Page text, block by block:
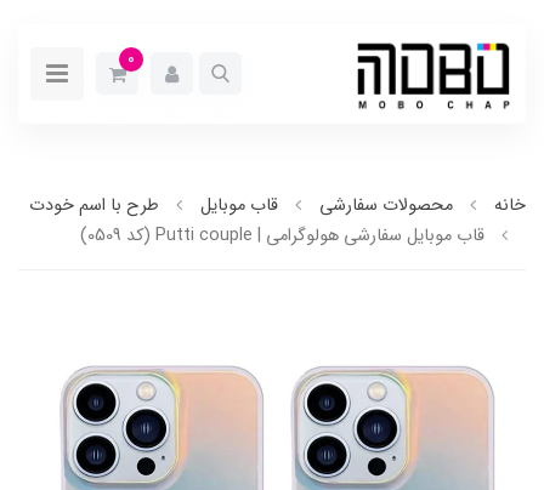
0
خانه محصولات سفارشی قاب موبایل
طرح با اسم خودت
قاب موبایل سفارشی هولوگرامی | Putti couple (کد 0509)